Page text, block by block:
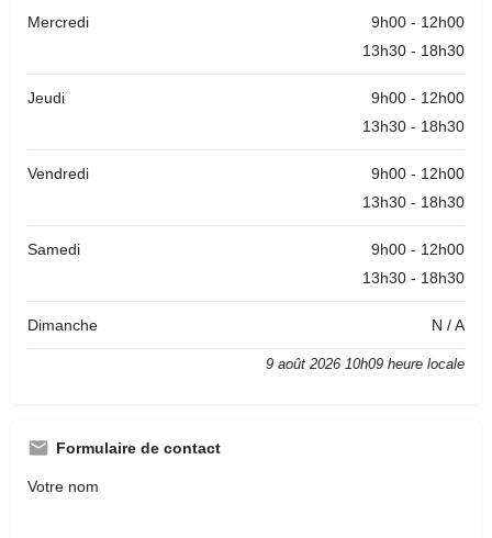
Mercredi
9h00 - 12h00
13h30 - 18h30
Jeudi
9h00 - 12h00
13h30 - 18h30
Vendredi
9h00 - 12h00
13h30 - 18h30
Samedi
9h00 - 12h00
13h30 - 18h30
Dimanche N / A
9 août 2026 10h09 heure locale
Formulaire de contact
Votre nom